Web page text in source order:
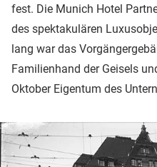
fest. Die Munich Hotel
des spektakulären
lang war das
Familienhand der Geisels
Oktober Eigentum des